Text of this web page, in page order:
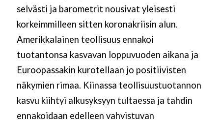
selvästi ja barometrit nousivat yleisesti
korkeimmilleen sitten koronakriisin alun.
Amerikkalainen teollisuus ennakoi
tuotantonsa kasvavan loppuvuoden aikana ja
Euroopassakin kurotellaan jo positiivisten
näkymien rimaa. Kiinassa teollisuustuotannon
kasvu kiihtyi alkusyksyyn tultaessa ja tahdin
ennakoidaan edelleen vahvistuvan